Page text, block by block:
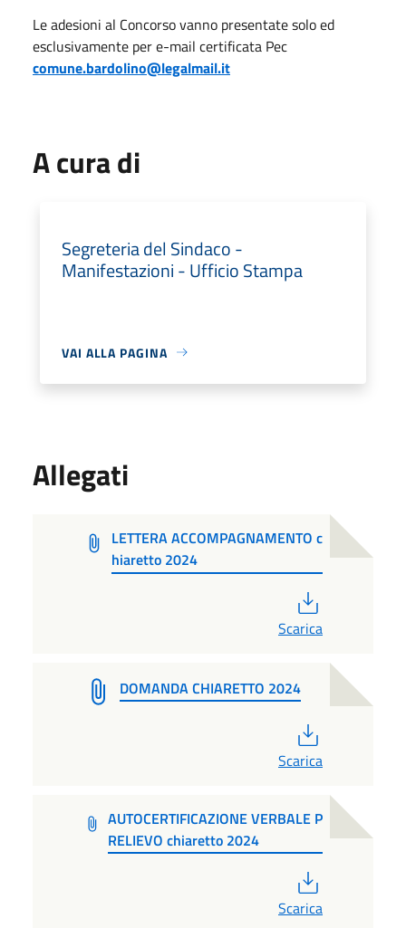
Le adesioni al Concorso vanno presentate solo ed
esclusivamente per e-mail certificata Pec
comune.bardolino@legalmail.it
A cura di
Segreteria del Sindaco -
Manifestazioni - Ufficio Stampa
VAI ALLA PAGINA
Allegati
LETTERA ACCOMPAGNAMENTO c
hiaretto 2024
Scarica
DOMANDA CHIARETTO 2024
Scarica
AUTOCERTIFICAZIONE VERBALE P
RELIEVO chiaretto 2024
Scarica